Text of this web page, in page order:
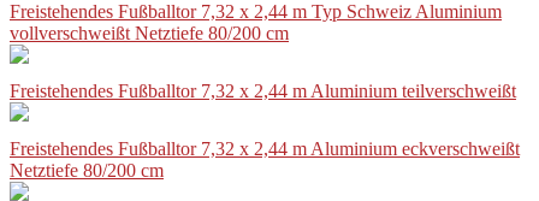
Freistehendes Fußballtor 7,32 x 2,44 m Typ Schweiz Aluminium
vollverschweißt Netztiefe 80/200 cm
Freistehendes Fußballtor 7,32 x 2,44 m Aluminium teilverschweißt
Freistehendes Fußballtor 7,32 x 2,44 m Aluminium eckverschweißt
Netztiefe 80/200 cm